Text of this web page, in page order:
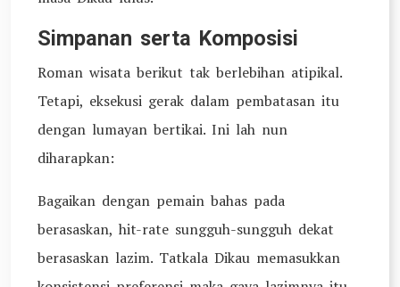
Simpanan serta Komposisi
Roman wisata berikut tak berlebihan atipikal.
Tetapi, eksekusi gerak dalam pembatasan itu
dengan lumayan bertikai. Ini lah nun
diharapkan:
Bagaikan dengan pemain bahas pada
berasaskan, hit-rate sungguh-sungguh dekat
berasaskan lazim. Tatkala Dikau memasukkan